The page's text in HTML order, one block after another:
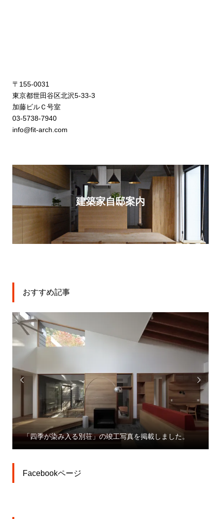
〒155-0031
東京都世田谷区北沢5-33-3
加藤ビルＣ号室
03-5738-7940
info@fit-arch.com
建築家自邸案内
おすすめ記事

写真を掲載しました。
「大宮駅東口大門町２丁目中地区第
業」プレスリリース

Facebookページ